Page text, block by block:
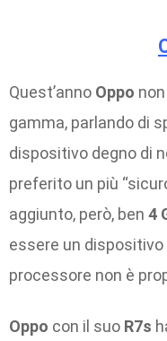
Quest’anno Oppo
gamma, parlando di
dispositivo degno di
preferito un più
aggiunto, però, ben 4
essere un
processore non è
Oppo con il suo R7s